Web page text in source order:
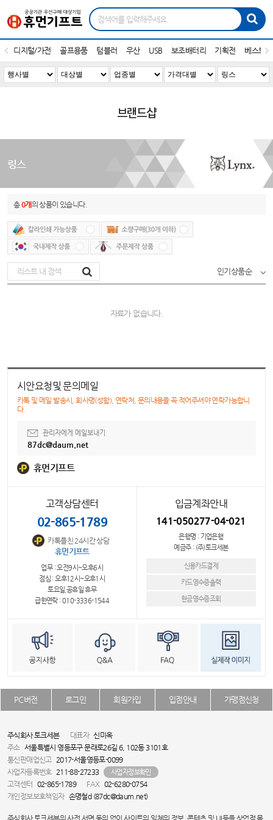
디지털/가전 골프용품 텀블러 우산 USB 보조배터리 기획전 베스트
브랜드샵
링스
총0개의 상품이 있습니다.
인기상품순
자료가 없습니다.
시안요청및 문의메일
카톡 및 메일 발송시, 회사명(성함), 연락처, 문의내용을 꼭 적어주셔야 연락가능합니
다.
관리자에게 메일보내기
87dc@daum.net
휴먼기프트
고객상담센터
02-865-1789
카톡플친 24시간 상담
휴먼기프트
업무 : 오전9시~오후6시
점심 : 오후12시~오후1시
토요일,공휴일 휴무
급한연락 : 010-3336-1544
입금계좌안내
141-050277-04-021
은행명 : 기업은행
예금주 : (주)토크세븐
신용카드결제
카드영수증출력
현금영수증조회
PC버전 로그인 회원가입 입점안내 가맹점신청
주식회사 토크세븐 대표자 신미옥
주소 서울특별시 영등포구 문래로26길 6, 102동 3101호
통신판매업신고 2017-서울영등포-0099
사업자등록번호 211-88-27233 사업자정보확인
고객센터 02-865-1789 FAX 02-6280-0754
개인정보보호책임자 손명철d (87dc@daum.net)
주식회사 토크세븐의 사전 서면 동의 없이 사이트의 일체의 정보, 콘텐츠 및 UI등을 상업적 목